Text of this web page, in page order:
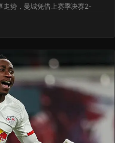
走势，曼城凭借上赛季决赛2-